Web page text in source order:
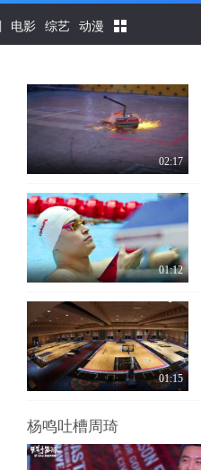
电影 综艺 动漫
02:17
01:12
01:15
杨鸣吐槽周琦